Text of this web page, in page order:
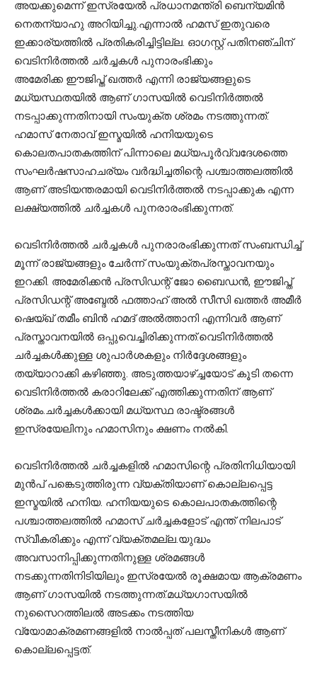
അയക്കുമെന്ന് ഇസ്രയേല്‍ പ്രധാനമന്ത്രി ബെന്യമിന്‍
നെതന്യാഹു അറിയിച്ചു.എന്നാല്‍ ഹമസ് ഇതുവരെ
ഇക്കാര്യത്തില്‍ പ്രതികരിച്ചിട്ടില്ല. ഓഗസ്റ്റ് പതിനഞ്ചിന്
വെടിനിര്‍ത്തല്‍ ചര്‍ച്ചകള്‍ പുനാരംഭിക്കും
അമേരിക്ക ഈജിപ്ത് ഖത്തര്‍ എന്നി രാജ്യങ്ങളുടെ
മധ്യസ്ഥതയില്‍ ആണ് ഗാസയില്‍ വെടിനിര്‍ത്തല്‍
നടപ്പാക്കുന്നതിനായി സംയുക്ത ശ്രമം നടത്തുന്നത്.
ഹമാസ് നേതാവ് ഇസ്മയില്‍ ഹനിയയുടെ
കൊലതപാതകത്തിന് പിന്നാലെ മധ്യപൂര്‍വ്വദേശത്തെ
സംഘര്‍ഷസാഹചര്യം വര്‍ദ്ധിച്ചതിന്റെ പശ്ചാത്തലത്തില്‍
ആണ് അടിയന്തരമായി വെടിനിര്‍ത്തല്‍ നടപ്പാക്കുക എന്ന
ലക്ഷ്യത്തില്‍ ചര്‍ച്ചകള്‍ പുനരാരംഭിക്കുന്നത്.
വെടിനിര്‍ത്തല്‍ ചര്‍ച്ചകള്‍ പുനരാരംഭിക്കുന്നത് സംബന്ധിച്ച്
മൂന്ന് രാജ്യങ്ങളും ചേര്‍ന്ന് സംയുക്തപ്രസ്താവനയും
ഇറക്കി. അമേരിക്കന്‍ പ്രസിഡന്റ് ജോ ബൈഡന്‍, ഈജിപ്ത്
പ്രസിഡന്റ് അബ്ദേല്‍ ഫത്താഹ് അല്‍ സീസി ഖത്തര്‍ അമീര്‍
ഷെയ്ഖ് തമീം ബിന്‍ ഹമദ് അല്‍ത്താനി എന്നിവര്‍ ആണ്
പ്രസ്താവനയില്‍ ഒപ്പുവെച്ചിരിക്കുന്നത്.വെടിനിര്‍ത്തല്‍
ചര്‍ച്ചകള്‍ക്കുള്ള ശുപാര്‍ശകളും നിര്‍ദ്ദേശങ്ങളും
തയ്യാറാക്കി കഴിഞ്ഞു. അടുത്തയാഴ്ച്ചയോട് കൂടി തന്നെ
വെടിനിര്‍ത്തല്‍ കരാറിലേക്ക് എത്തിക്കുന്നതിന് ആണ്
ശ്രമം.ചര്‍ച്ചകള്‍ക്കായി മധ്യസ്ഥ രാഷ്ട്രങ്ങള്‍
ഇസ്രയേലിനും ഹമാസിനും ക്ഷണം നല്‍കി.
വെടിനിര്‍ത്തല്‍ ചര്‍ച്ചകളില്‍ ഹമാസിന്റെ പ്രതിനിധിയായി
മുന്‍പ് പങ്കെടുത്തിരുന്ന വ്യക്തിയാണ് കൊല്ലപ്പെട്ട
ഇസ്മയില്‍ ഹനിയ. ഹനിയയുടെ കൊലപാതകത്തിന്റെ
പശ്ചാത്തലത്തില്‍ ഹമാസ് ചര്‍ച്ചകളോട് എന്ത് നിലപാട്
സ്വീകരിക്കും എന്ന് വ്യക്തമല്ല.യുദ്ധം
അവസാനിപ്പിക്കുന്നതിനുള്ള ശ്രമങ്ങള്‍
നടക്കുന്നതിനിടിയിലും ഇസ്രയേല്‍ രൂക്ഷമായ ആക്രമണം
ആണ് ഗാസയില്‍ നടത്തുന്നത്.മധ്യഗാസയില്‍
നുസൈറത്തിലല്‍ അടക്കം നടത്തിയ
വ്യോമാക്രമണങ്ങളില്‍ നാല്‍പ്പത് പലസ്തീനികള്‍ ആണ്
കൊല്ലപ്പെട്ടത്.